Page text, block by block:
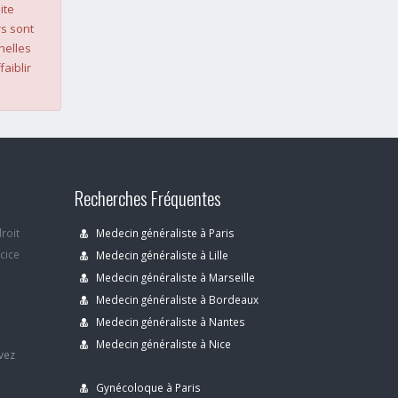
sont
Recherches Fréquentes
Medecin généraliste à Paris
Medecin généraliste à Lille
Medecin généraliste à Marseille
Medecin généraliste à Bordeaux
Medecin généraliste à Nantes
Medecin généraliste à Nice
Gynécoloque à Paris